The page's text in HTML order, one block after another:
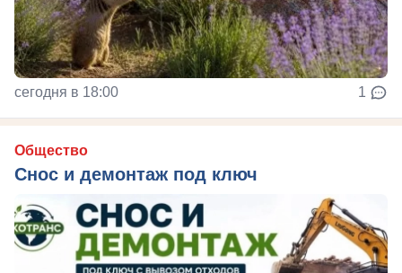
сегодня в 18:00 1
Общество
Снос и демонтаж под ключ